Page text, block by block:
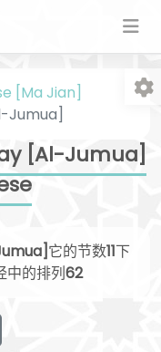
[Ma Jian]
Jumua]
[Al-Jumua]
它的节数11下
中的排列62